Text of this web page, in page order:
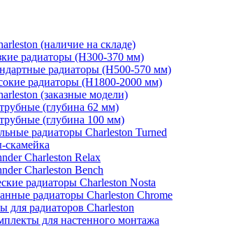
(наличие на складе)
радиаторы (H300-370 мм)
радиаторы (H500-570 мм)
радиаторы (H1800-2000 мм)
(заказные модели)
(глубина 62 мм)
(глубина 100 мм)
радиаторы Charleston Turned
скамейка
Charleston Relax
Charleston Bench
радиаторы Charleston Nosta
радиаторы Charleston Chrome
для радиаторов Charleston
для настенного монтажа